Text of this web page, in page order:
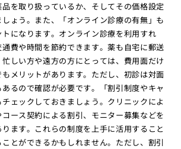
を取り扱っているか、そしてその価格設定
ょう。また、「オンライン診療の有無」も
になります。オンライン診療を利用すれ
費や時間を節約できます。薬も自宅に郵送
しい方や遠方の方にとっては、費用面だけ
メリットがあります。ただし、初診は対面
るので確認が必要です。「割引制度やキャ
ェックしておきましょう。クリニックによ
ース契約による割引、モニター募集などを
ます。これらの制度を上手に活用すること
とができるかもしれません。ただし、割引